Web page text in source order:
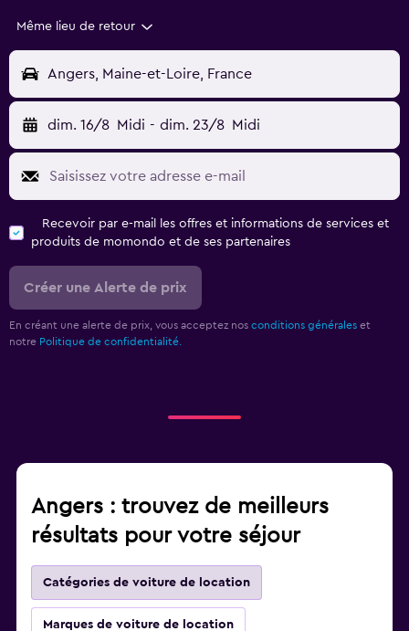
Même lieu de retour
Angers, Maine-et-Loire, France
dim. 16/8 Midi - dim. 23/8 Midi
Recevoir par e-mail les offres et informations de services et
produits de momondo et de ses partenaires
Créer une Alerte de prix
En créant une alerte de prix, vous acceptez nos conditions générales et
notre Politique de confidentialité.
Angers : trouvez de meilleurs
résultats pour votre séjour
Catégories de voiture de location
Marques de voiture de location